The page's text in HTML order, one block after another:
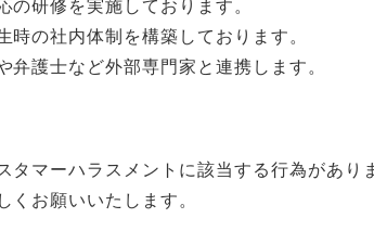
の研修を実施しております。
時の社内体制を構築しております。
弁護士など外部専門家と連携します。
タマーハラスメントに該当する行為があ
くお願いいたします。